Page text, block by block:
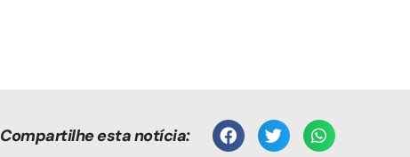
Compartilhe esta notícia: